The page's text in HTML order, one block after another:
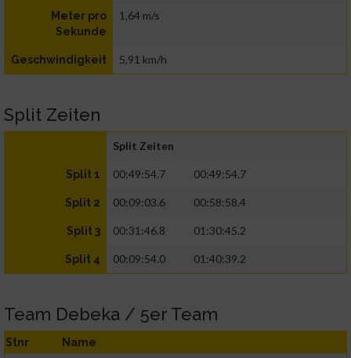
Meter pro
Sekunde
1,64 m/s
Geschwindigkeit 5,91 km/h
Split Zeiten
Split Zeiten
Split 1 00:49:54.7 00:49:54.7
Split 2 00:09:03.6 00:58:58.4
Split 3 00:31:46.8 01:30:45.2
Split 4 00:09:54.0 01:40:39.2
Team Debeka / 5er Team
Stnr Name